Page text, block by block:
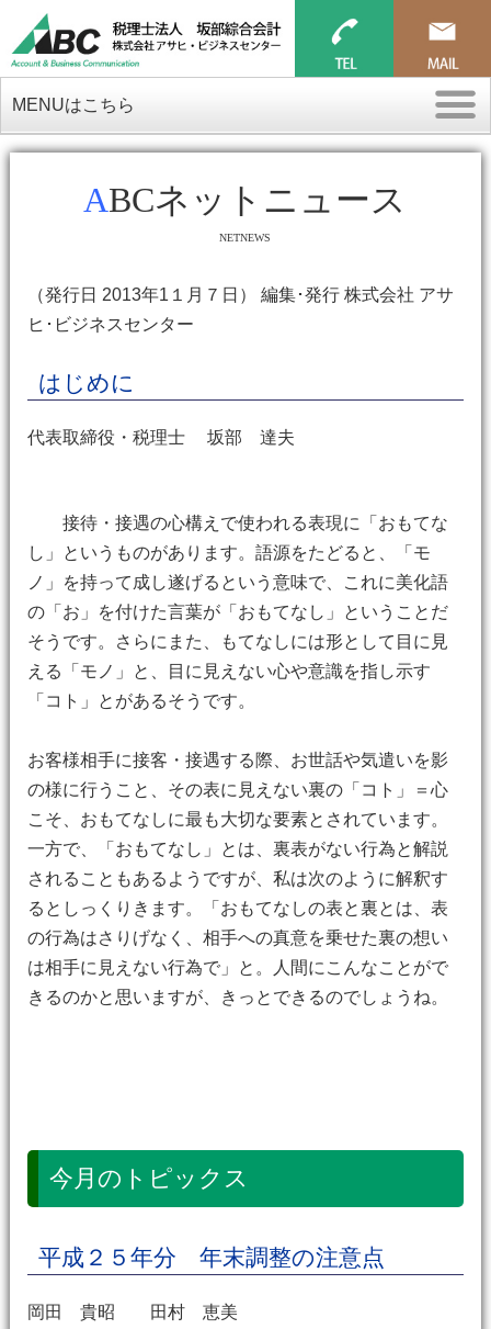
MENUはこちら
ABCネットニュース
NETNEWS
（発行日 2013年1１月７日） 編集･発行 株式会社 アサ
ヒ･ビジネスセンター
はじめに
代表取締役・税理士 坂部 達夫
接待・接遇の心構えで使われる表現に「おもてな
し」というものがあります。語源をたどると、「モ
ノ」を持って成し遂げるという意味で、これに美化語
の「お」を付けた言葉が「おもてなし」ということだ
そうです。さらにまた、もてなしには形として目に見
える「モノ」と、目に見えない心や意識を指し示す
「コト」とがあるそうです。
お客様相手に接客・接遇する際、お世話や気遣いを影
の様に行うこと、その表に見えない裏の「コト」＝心
こそ、おもてなしに最も大切な要素とされています。
一方で、「おもてなし」とは、裏表がない行為と解説
されることもあるようですが、私は次のように解釈す
るとしっくりきます。「おもてなしの表と裏とは、表
の行為はさりげなく、相手への真意を乗せた裏の想い
は相手に見えない行為で」と。人間にこんなことがで
きるのかと思いますが、きっとできるのでしょうね。
今月のトピックス
平成２５年分 年末調整の注意点
岡田 貴昭 田村 恵美